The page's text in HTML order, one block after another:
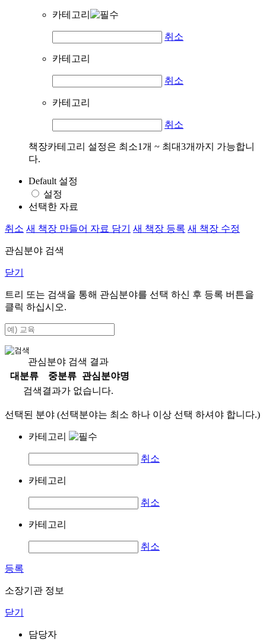
카테고리
취소
카테고리
취소
카테고리
취소
책장카테고리 설정은 최소1개 ~ 최대3개까지 가능합니
다.
Default 설정
설정
선택한 자료
취소 새 책장 만들어 자료 담기 새 책장 등록 새 책장 수정
관심분야 검색
닫기
트리 또는 검색을 통해 관심분야를 선택 하신 후 등록 버튼을
클릭 하십시오.
관심분야 검색 결과
대분류
중분류
관심분야명
검색결과가 없습니다.
선택된 분야 (선택분야는 최소 하나 이상 선택 하셔야 합니다.)
카테고리
취소
카테고리
취소
카테고리
취소
등록
소장기관 정보
닫기
담당자